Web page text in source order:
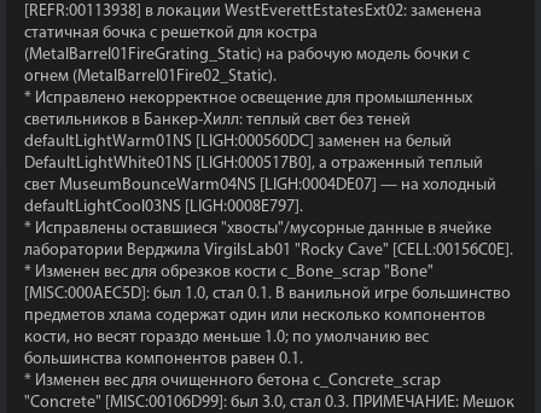
[REFR:00113938] в локации WestEverettEstatesExt02: заменена
статичная бочка с решеткой для костра
(MetalBarrel01FireGrating_Static) на рабочую модель бочки с
огнем (MetalBarrel01Fire02_Static).
* Исправлено некорректное освещение для промышленных
светильников в Банкер-Хилл: теплый свет без теней
defaultLightWarm01NS [LIGH:000560DC] заменен на белый
DefaultLightWhite01NS [LIGH:000517B0], а отраженный теплый
свет MuseumBounceWarm04NS [LIGH:0004DE07] — на холодный
defaultLightCool03NS [LIGH:0008E797].
* Исправлены оставшиеся "хвосты"/мусорные данные в ячейке
лаборатории Верджила VirgilsLab01 "Rocky Cave" [CELL:00156C0E].
* Изменен вес для обрезков кости c_Bone_scrap "Bone"
[MISC:000AEC5D]: был 1.0, стал 0.1. В ванильной игре большинство
предметов хлама содержат один или несколько компонентов
кости, но весят гораздо меньше 1.0; по умолчанию вес
большинства компонентов равен 0.1.
* Изменен вес для очищенного бетона c_Concrete_scrap
"Concrete" [MISC:00106D99]: был 3.0, стал 0.3. ПРИМЕЧАНИЕ: Мешок